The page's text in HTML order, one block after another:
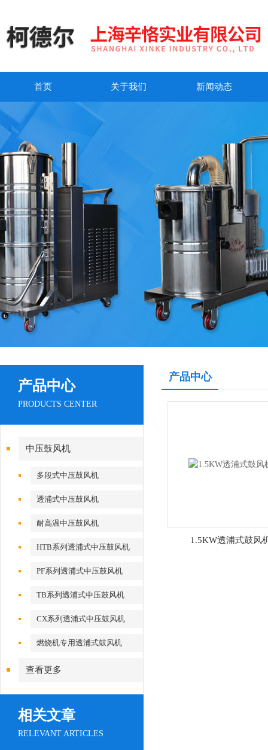
首页 关于我们 新闻动态
产品中心
PRODUCTS CENTER
中压鼓风机
多段式中压鼓风机
透浦式中压鼓风机
耐高温中压鼓风机
HTB系列透浦式中压鼓风机
PF系列透浦式中压鼓风机
TB系列透浦式中压鼓风机
CX系列透浦式中压鼓风机
燃烧机专用透浦式鼓风机
查看更多
相关文章
RELEVANT ARTICLES
产品中心
1.5KW透浦式鼓风